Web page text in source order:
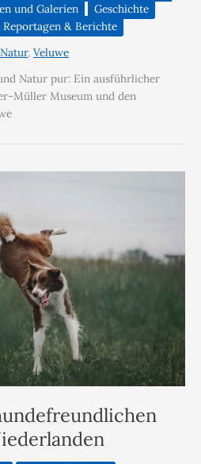
und Galerien
Geschichte
Reportagen & Berichte
Natur, Veluwe
Natur pur: Ein ausführlicher
Müller Museum und den